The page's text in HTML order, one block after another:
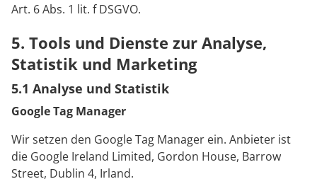
Art. 6 Abs. 1 lit. f DSGVO.
5. Tools und Dienste zur Analyse,
Statistik und Marketing
5.1 Analyse und Statistik
Google Tag Manager
Wir setzen den Google Tag Manager ein. Anbieter ist
die Google Ireland Limited, Gordon House, Barrow
Street, Dublin 4, Irland.